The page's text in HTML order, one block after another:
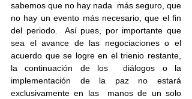
sabemos que no hay nada  más seguro, que
no hay un evento más necesario, que el fin
del periodo.  Así pues, por importante que
sea el avance de las negociaciones o el
acuerdo que se logre en el trienio restante,
la continuación de los  diálogos o la
implementación de la paz no estará
exclusivamente en las  manos de un solo